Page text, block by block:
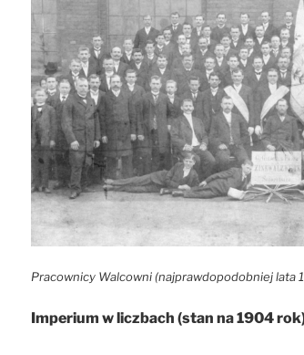
Pracownicy Walcowni (najprawdopodobniej lata
Imperium w liczbach (stan na 1904